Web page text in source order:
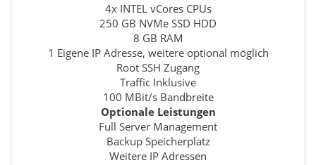
4x INTEL vCores CPUs
250 GB NVMe SSD HDD
8 GB RAM
1 Eigene IP Adresse, weitere optional möglich
Root SSH Zugang
Traffic Inklusive
100 MBit/s Bandbreite
Optionale Leistungen
Full Server Management
Backup Speicherplatz
Weitere IP Adressen